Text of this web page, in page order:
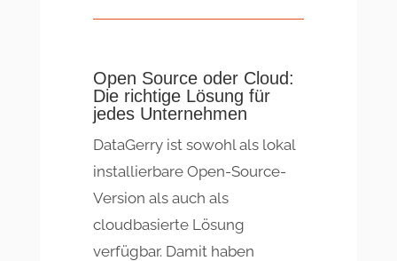
Open Source oder Cloud:
Die richtige Lösung für
jedes Unternehmen
DataGerry ist sowohl als lokal
installierbare Open-Source-
Version als auch als
cloudbasierte Lösung
verfügbar. Damit haben